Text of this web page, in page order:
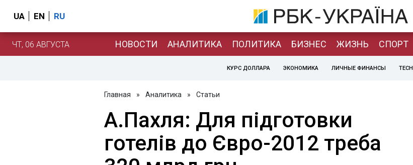
UA EN RU
ЧТ, 06 АВГУСТА НОВОСТИ АНАЛИТИКА ПОЛИТИКА БИЗНЕС ЖИЗНЬ СПОРТ
КУРС ДОЛЛАРА ЭКОНОМИКА ЛИЧНЫЕ ФИНАНСЫ TECH
Главная » Аналитика » Статьи
А.Пахля: Для підготовки
готелів до Євро-2012 треба